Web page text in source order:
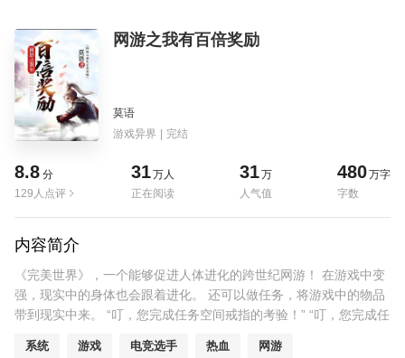
网游之我有百倍奖励
莫语
游戏异界 | 完结
8.8 分
129人点评
31万人
正在阅读
31万
人气值
480万字
字数
内容简介
《完美世界》，一个能够促进人体进化的跨世纪网游！ 在游戏中变
强，现实中的身体也会跟着进化。 还可以做任务，将游戏中的物品
带到现实中来。 “叮，您完成任务空间戒指的考验！” “叮，您完成任
阶变异兽的尸体，抬手抛向紫翼雷龙……
系统 游戏 电竞选手 热血 网游